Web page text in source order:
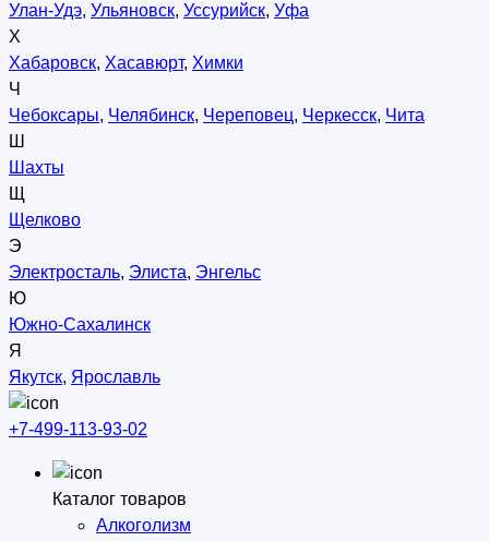
Улан-Удэ, Ульяновск, Уссурийск, Уфа
Х
Хабаровск, Хасавюрт, Химки
Ч
Чебоксары, Челябинск, Череповец, Черкесск, Чита
Ш
Шахты
Щ
Щелково
Э
Электросталь, Элиста, Энгельс
Ю
Южно-Сахалинск
Я
Якутск, Ярославль
+7-499-113-93-02
Каталог товаров
Алкоголизм